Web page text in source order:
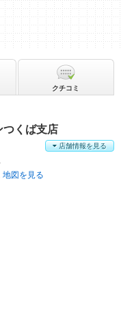
つくば支店
地図を見る
店舗情報を見る
クチコミ